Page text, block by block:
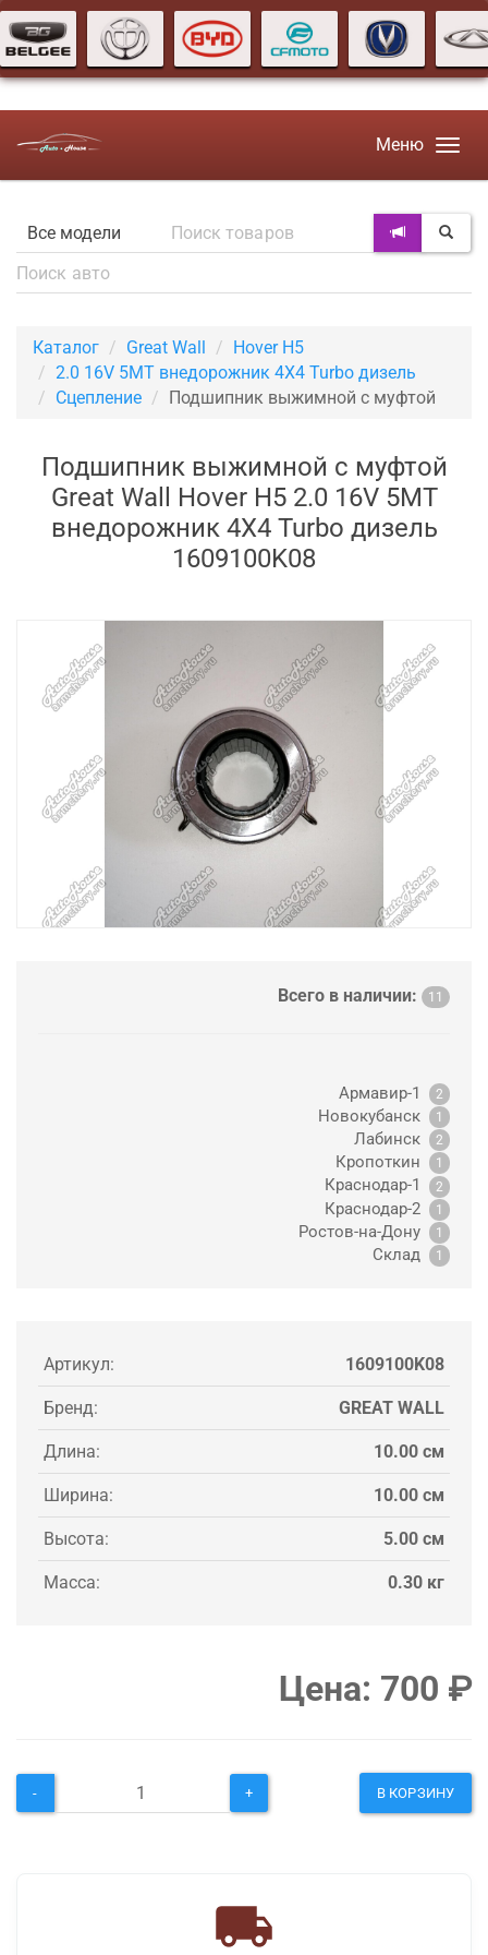
Меню
Каталог Great Wall
Hover H5
2.0 16V 5MT внедорожник 4X4 Turbo дизель
Сцепление
Подшипник выжимной с муфтой
Подшипник выжимной с муфтой
Great Wall Hover H5 2.0 16V 5MT
внедорожник 4X4 Turbo дизель
1609100K08
Всего в наличии: 11
Армавир-1 2
Новокубанск 1
Лабинск 2
Кропоткин 1
Краснодар-1 2
Краснодар-2 1
Ростов-на-Дону 1
Склад 1
Артикул: 1609100K08
Бренд: GREAT WALL
Длина: 10.00 см
Ширина: 10.00 см
Высота: 5.00 см
Масса: 0.30 кг
Цена: 700 ₽
- + В КОРЗИНУ